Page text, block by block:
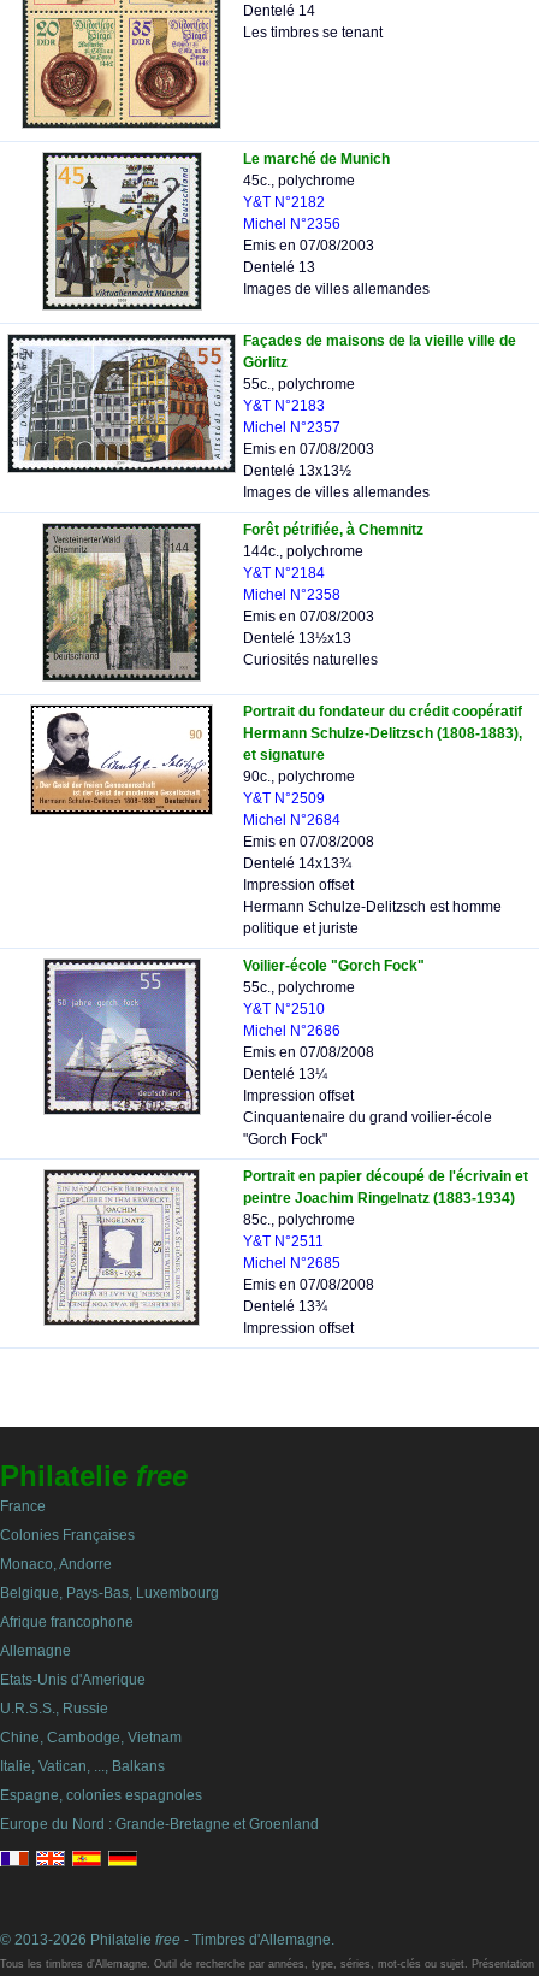
Dentelé 14
Les timbres se tenant
Le marché de Munich
45c., polychrome
Y&T N°2182
Michel N°2356
Emis en 07/08/2003
Dentelé 13
Images de villes allemandes
Façades de maisons de la vieille ville de
Görlitz
55c., polychrome
Y&T N°2183
Michel N°2357
Emis en 07/08/2003
Dentelé 13x13½
Images de villes allemandes
Forêt pétrifiée, à Chemnitz
144c., polychrome
Y&T N°2184
Michel N°2358
Emis en 07/08/2003
Dentelé 13½x13
Curiosités naturelles
Portrait du fondateur du crédit coopératif
Hermann Schulze-Delitzsch (1808-1883),
et signature
90c., polychrome
Y&T N°2509
Michel N°2684
Emis en 07/08/2008
Dentelé 14x13¾
Impression offset
Hermann Schulze-Delitzsch est homme
politique et juriste
Voilier-école "Gorch Fock"
55c., polychrome
Y&T N°2510
Michel N°2686
Emis en 07/08/2008
Dentelé 13¼
Impression offset
Cinquantenaire du grand voilier-école
"Gorch Fock"
Portrait en papier découpé de l'écrivain et
peintre Joachim Ringelnatz (1883-1934)
85c., polychrome
Y&T N°2511
Michel N°2685
Emis en 07/08/2008
Dentelé 13¾
Impression offset
Philatelie free
France
Colonies Françaises
Monaco, Andorre
Belgique, Pays-Bas, Luxembourg
Afrique francophone
Allemagne
Etats-Unis d'Amerique
U.R.S.S., Russie
Chine, Cambodge, Vietnam
Italie, Vatican, ..., Balkans
Espagne, colonies espagnoles
Europe du Nord : Grande-Bretagne et Groenland
© 2013-2026 Philatelie free - Timbres d'Allemagne.
Tous les timbres d'Allemagne. Outil de recherche par années, type, séries, mot-clés ou sujet. Présentation